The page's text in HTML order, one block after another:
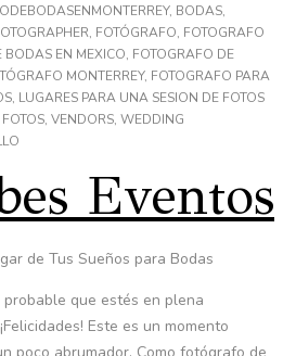
, BODAS,
, FOTÓGRAFO, FOTOGRAFO
BODAS EN MEXICO, FOTOGRAFO DE
MONTERREY, FOTOGRAFO PARA
, LUGARES PARA UNA SESION DE FOTOS
, VENDORS, WEDDING
Eventos
de Tus Sueños para Bodas
que estés en plena
Este es un momento